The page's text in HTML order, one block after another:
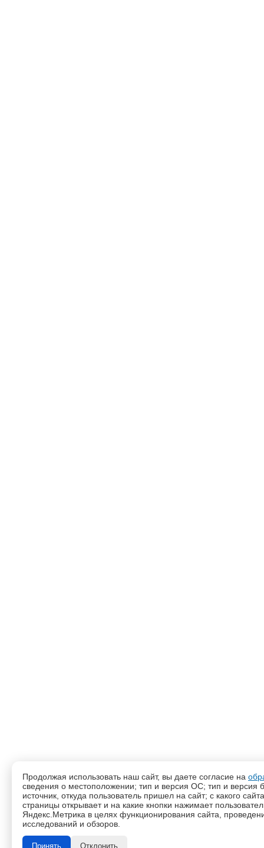
Продолжая использовать наш сайт, вы даете согласие на
сведения о местоположении; тип и версия ОС; тип и версия
источник, откуда пользователь пришел на сайт; с какого
страницы открывает и на какие кнопки нажимает
Яндекс.Метрика в целях функционирования сайта,
исследований и обзоров.
Принять Отклонить